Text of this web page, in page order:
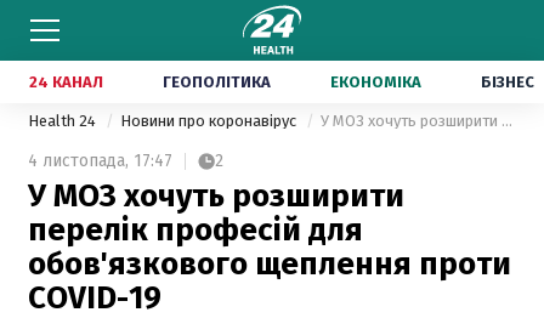
24 КАНАЛ ГЕОПОЛІТИКА ЕКОНОМІКА БІЗНЕС
Health 24 Новини про коронавірус У МОЗ хочуть розширити перелік професій для обов'язкового щеплення проти COVID-19
4 листопада, 17:47 2
У МОЗ хочуть розширити
перелік професій для
обов'язкового щеплення проти
COVID-19